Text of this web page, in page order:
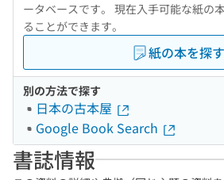
ータベースです。 現在入手可能な紙の
ることができます。
紙の本を探す
別の方法で探す
日本の古本屋
Google Book Search
書誌情報